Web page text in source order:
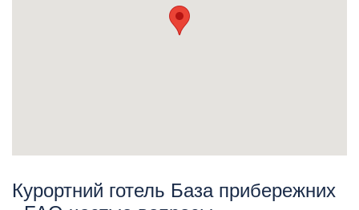
Курортний готель База прибережних